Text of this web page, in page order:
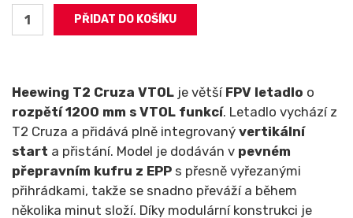
Heewing T2 Cruza VTOL je větší FPV letadlo o
rozpětí 1200 mm s VTOL funkcí. Letadlo vychází z
T2 Cruza a přidává plně integrovaný vertikální
start a přistání. Model je dodáván v pevném
přepravním kufru z EPP s přesně vyřezanými
přihrádkami, takže se snadno převáží a během
několika minut složí. Díky modulární konstrukci je